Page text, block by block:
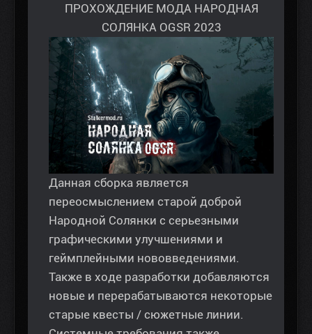
ПРОХОЖДЕНИЕ МОДА НАРОДНАЯ
СОЛЯНКА OGSR 2023
Данная сборка является
переосмыслением старой доброй
Народной Солянки с серьезными
графическими улучшениями и
геймплейными нововведениями.
Также в ходе разработки добавляются
новые и перерабатываются некоторые
старые квесты / сюжетные линии.